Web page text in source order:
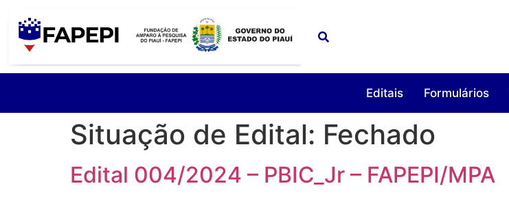
Editais Formulários
Situação de Edital: Fechado
Edital 004/2024 – PBIC_Jr – FAPEPI/MPA